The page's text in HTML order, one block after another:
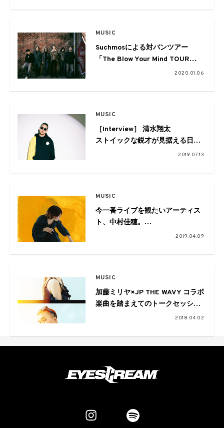
MUSIC
Suchmosによる対バンツアー
「The Blow Your Mind TOUR
2020」の第一弾にcero、ペトロ
2020.01.06
MUSIC
［Interview］ 清水翔太
ストイックな鋭才が見据える日本
2019.07.13
MUSIC
今一番ライブを観たいアーティス
ト、中村佳穂。
京都と東京にて自主企画ライブを
2019.04.09
MUSIC
加藤ミリヤ×JP THE WAVY コラボ
楽曲を踏まえてのトークセッショ
2018.04.02
FASHION 2026.07.07
より履きやすく、都会的なデザインにアップデー
レクション」。新作が続々登場